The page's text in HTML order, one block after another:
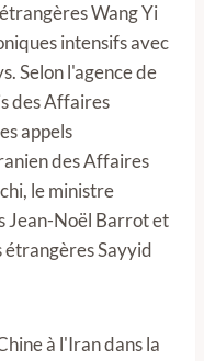
Wang Yi
intensifs avec
Selon l'agence de
des Affaires
appels
des Affaires
le ministre
Jean-Noël Barrot et
étrangères Sayyid
à l'Iran dans la